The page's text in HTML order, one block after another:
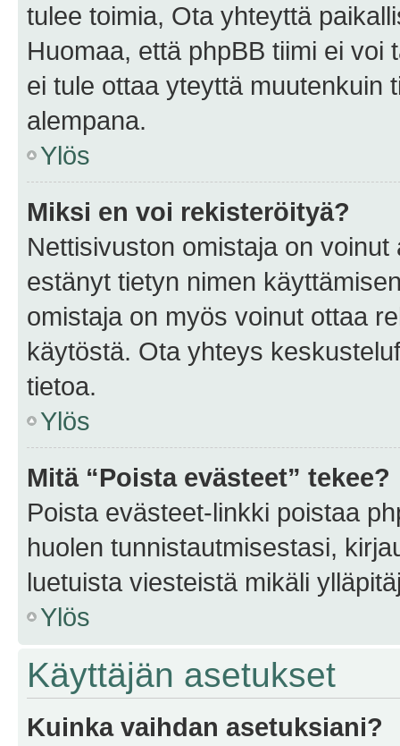
tulee toimia, Ota yhteyttä
Huomaa, että phpBB tiimi ei
ei tule ottaa yteyttä muutenkuin
alempana.
Ylös
Miksi en voi rekisteröityä?
Nettisivuston omistaja on
estänyt tietyn nimen
omistaja on myös voinut ottaa
käytöstä. Ota yhteys
tietoa.
Ylös
Mitä “Poista evästeet” tekee?
Poista evästeet-linkki poistaa
huolen tunnistautmisestasi,
luetuista viesteistä mikäli
Ylös
Käyttäjän asetukset
Kuinka vaihdan asetuksiani?